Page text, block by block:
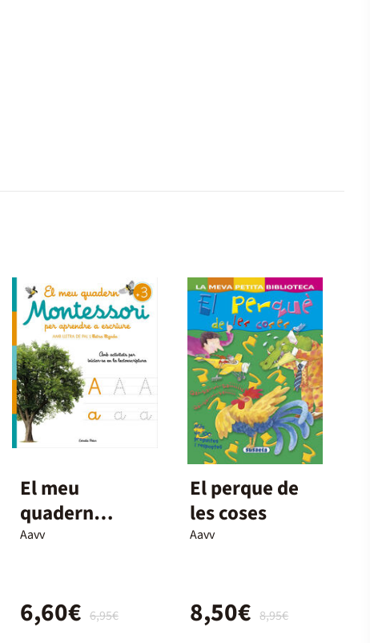
El meu
quadern
Montessori
Aavv
6,95€
6,60€
El perque de
les coses
Aavv
8,95€
8,50€